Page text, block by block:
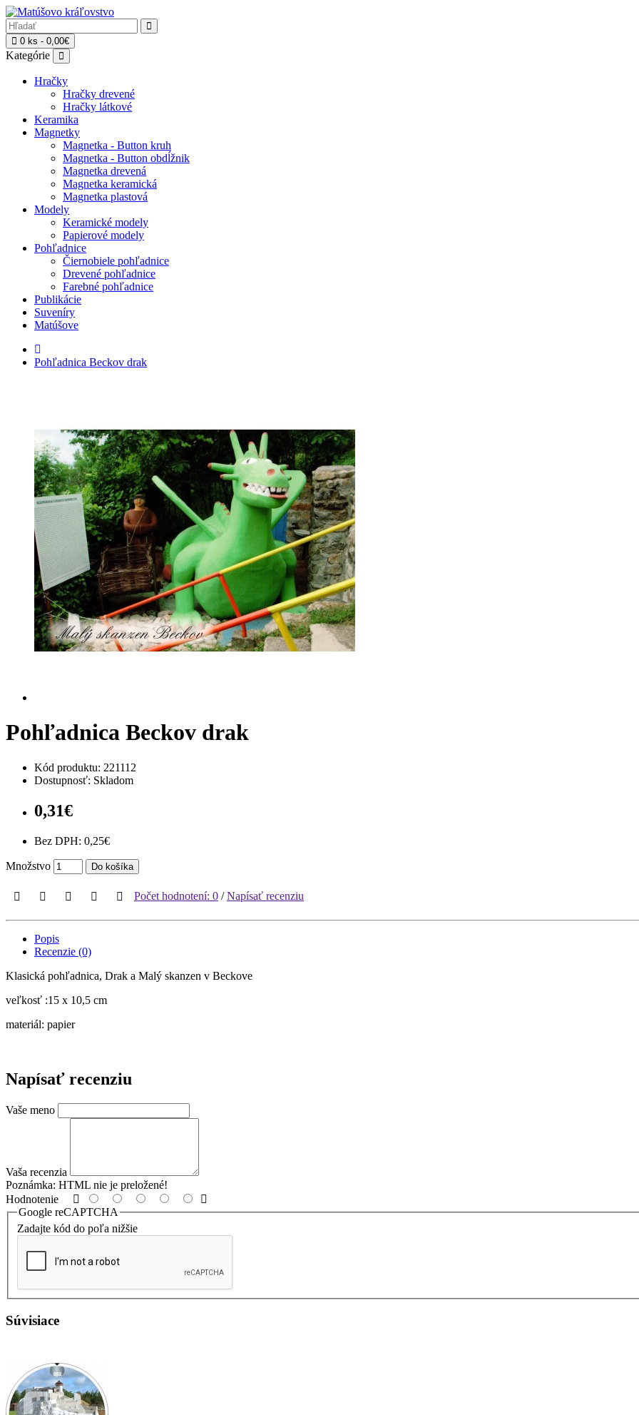
0 ks - 0,00€
Kategórie
Hračky
Hračky drevené
Hračky látkové
Keramika
Magnetky
Magnetka - Button kruh
Magnetka - Button obdĺžnik
Magnetka drevená
Magnetka keramická
Magnetka plastová
Modely
Keramické modely
Papierové modely
Pohľadnice
Čiernobiele pohľadnice
Drevené pohľadnice
Farebné pohľadnice
Publikácie
Suveníry
Matúšove
Pohľadnica Beckov drak
Pohľadnica Beckov drak
Kód produktu: 221112
Dostupnosť: Skladom
0,31€
Bez DPH: 0,25€
Množstvo Do košíka
Počet hodnotení: 0 /Napísať recenziu
Popis
Recenzie (0)
Klasická pohľadnica, Drak a Malý skanzen v Beckove
veľkosť :15 x 10,5 cm
materiál: papier
Napísať recenziu
Vaše meno
Vaša recenzia
Poznámka: HTML nie je preložené!
Hodnotenie
Google reCAPTCHA
Zadajte kód do poľa nižšie
Súvisiace